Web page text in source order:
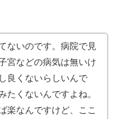
ないのです。病院で見
宮などの病気は無いけ
良くないらしいんで
たくないんですよね。
楽なんですけど、ここ